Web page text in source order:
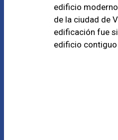
edificio
de la ciudad de
edificación fue
edificio